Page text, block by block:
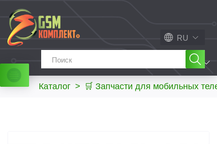
RU
МЕНЮ
Каталог > 🛒 Запчасти для мобильных